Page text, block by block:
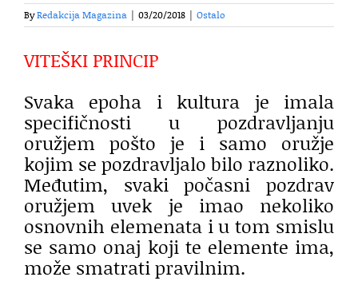
ByRedakcija Magazina 03/20/2018 Ostalo
VITEŠKI PRINCIP
Svaka epoha i kultura je imala
specifičnosti u pozdravljanju
oružjem pošto je i samo oružje
kojim se pozdravljalo bilo raznoliko.
Međutim, svaki počasni pozdrav
oružjem uvek je imao nekoliko
osnovnih elemenata i u tom smislu
se samo onaj koji te elemente ima,
može smatrati pravilnim.